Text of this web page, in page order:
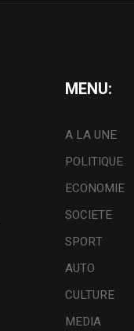
MENU:
A LA UNE
POLITIQUE
ECONOMIE
SOCIETE
SPORT
AUTO
CULTURE
MEDIA